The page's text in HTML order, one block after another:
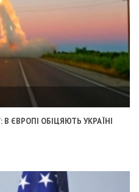
ЄВРОПІ ОБІЦЯЮТЬ УКРАЇНІ